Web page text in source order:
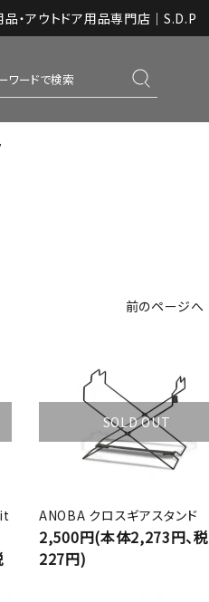
アウトドア用品専門店｜S.D.P
前のページへ
SOLD OUT
ANOBA クロスギアスタンド
2,500円(本体2,273円、税
227円)